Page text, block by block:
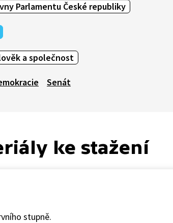
Parlamentu České republiky
a společnost
Senát
ke stažení
stupně.